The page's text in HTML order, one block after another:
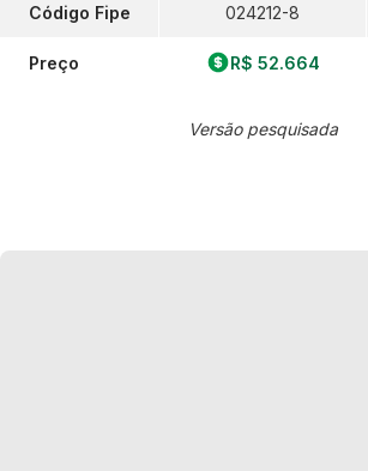
Código Fipe
Preço
024212-8
R$ 52.664
Versão pesquisada